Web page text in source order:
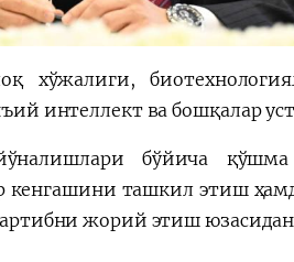
хўжалиги,
интеллект ва бошқалар
бўйича
ташкил этиш
жорий этиш